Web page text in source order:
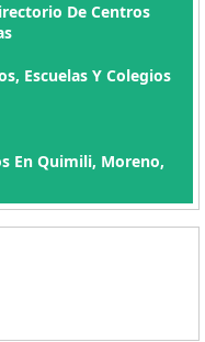
De Centros
Escuelas Y Colegios
En Quimili, Moreno,